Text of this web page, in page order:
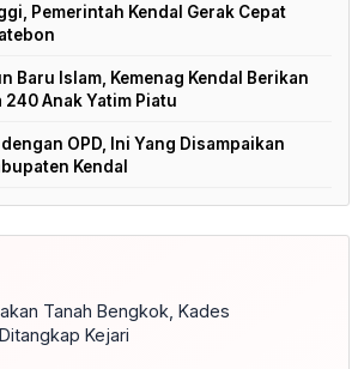
Pemerintah Kendal Gerak Cepat
Baru Islam, Kemenag Kendal Berikan
Anak Yatim Piatu
OPD, Ini Yang Disampaikan
Kendal
Tanah Bengkok, Kades
Kejari